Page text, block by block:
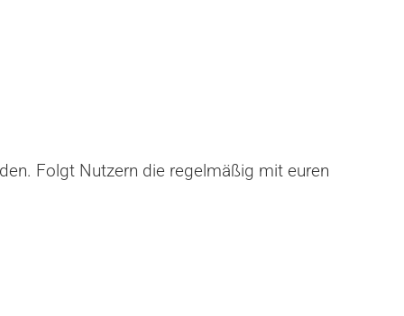
Folgt Nutzern die regelmäßig mit euren